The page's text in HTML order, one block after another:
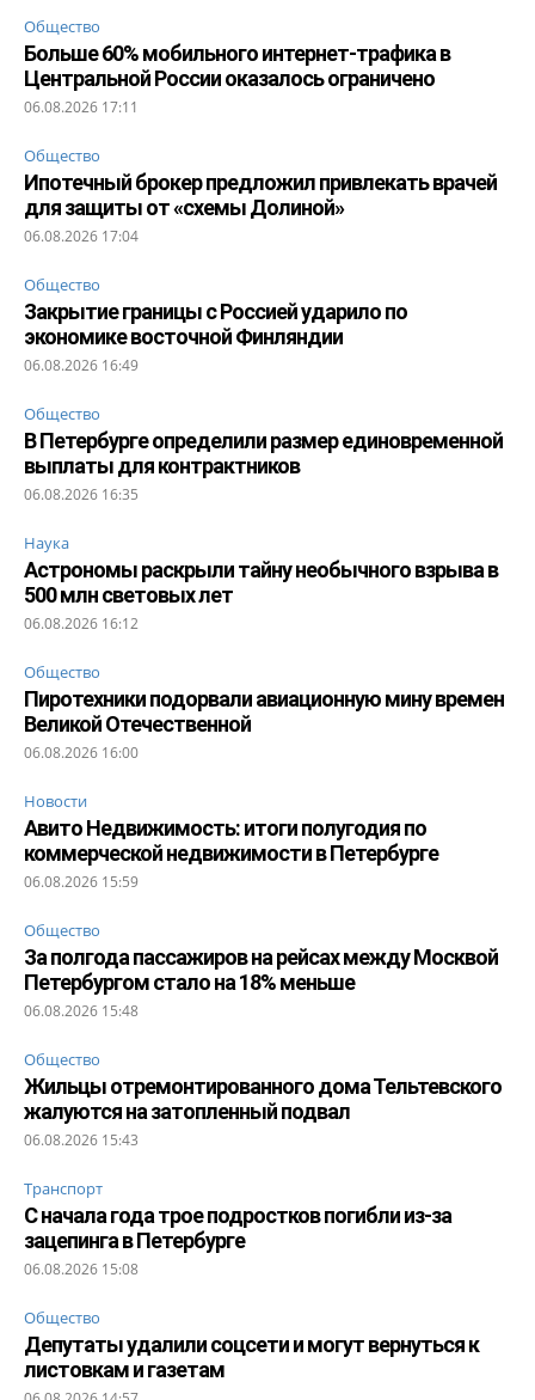
Общество
Больше 60% мобильного интернет-трафика в
Центральной России оказалось ограничено
06.08.2026 17:11
Общество
Ипотечный брокер предложил привлекать врачей
для защиты от «схемы Долиной»
06.08.2026 17:04
Общество
Закрытие границы с Россией ударило по
экономике восточной Финляндии
06.08.2026 16:49
Общество
В Петербурге определили размер единовременной
выплаты для контрактников
06.08.2026 16:35
Наука
Астрономы раскрыли тайну необычного взрыва в
500 млн световых лет
06.08.2026 16:12
Общество
Пиротехники подорвали авиационную мину времен
Великой Отечественной
06.08.2026 16:00
Новости
Авито Недвижимость: итоги полугодия по
коммерческой недвижимости в Петербурге
06.08.2026 15:59
Общество
За полгода пассажиров на рейсах между Москвой
Петербургом стало на 18% меньше
06.08.2026 15:48
Общество
Жильцы отремонтированного дома Тельтевского
жалуются на затопленный подвал
06.08.2026 15:43
Транспорт
С начала года трое подростков погибли из-за
зацепинга в Петербурге
06.08.2026 15:08
Общество
Депутаты удалили соцсети и могут вернуться к
листовкам и газетам